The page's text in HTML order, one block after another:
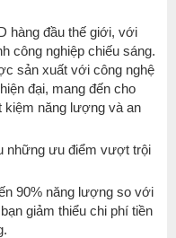
hàng đầu thế giới, với
công nghiệp chiếu sáng.
sản xuất với công nghệ
đại, mang đến cho
kiệm năng lượng và an
những ưu điểm vượt trội
90% năng lượng so với
giảm thiểu chi phí tiền